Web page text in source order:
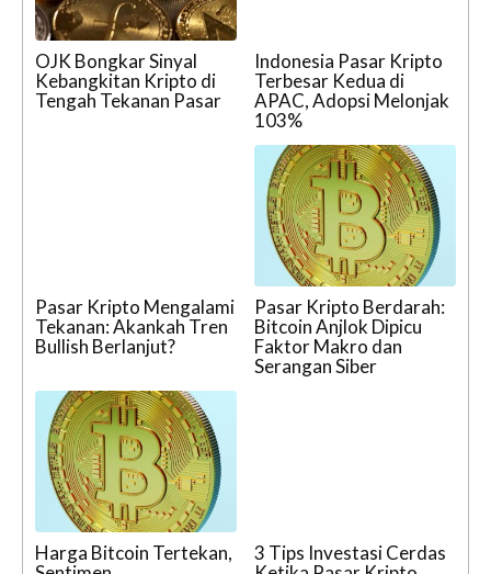
OJK Bongkar Sinyal
Kebangkitan Kripto di
Tengah Tekanan Pasar
Indonesia Pasar Kripto
Terbesar Kedua di
APAC, Adopsi Melonjak
103%
Pasar Kripto Mengalami
Tekanan: Akankah Tren
Bullish Berlanjut?
Pasar Kripto Berdarah:
Bitcoin Anjlok Dipicu
Faktor Makro dan
Serangan Siber
Harga Bitcoin Tertekan,
3 Tips Investasi Cerdas